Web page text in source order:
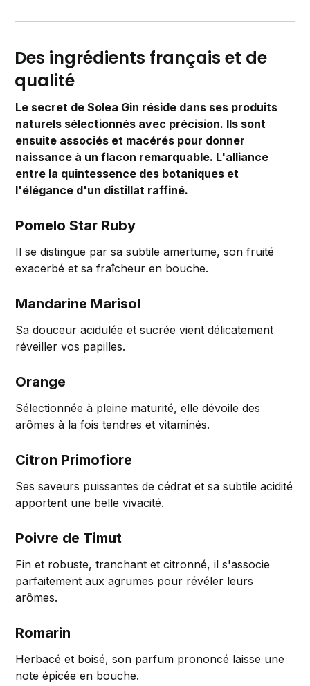
Des ingrédients français et de
qualité
Le secret de Solea Gin réside dans ses produits
naturels sélectionnés avec précision. Ils sont
ensuite associés et macérés pour donner
naissance à un flacon remarquable. L'alliance
entre la quintessence des botaniques et
l'élégance d'un distillat raffiné.
Pomelo Star Ruby
Il se distingue par sa subtile amertume, son fruité
exacerbé et sa fraîcheur en bouche.
Mandarine Marisol
Sa douceur acidulée et sucrée vient délicatement
réveiller vos papilles.
Orange
Sélectionnée à pleine maturité, elle dévoile des
arômes à la fois tendres et vitaminés.
Citron Primofiore
Ses saveurs puissantes de cédrat et sa subtile acidité
apportent une belle vivacité.
Poivre de Timut
Fin et robuste, tranchant et citronné, il s'associe
parfaitement aux agrumes pour révéler leurs
arômes.
Romarin
Herbacé et boisé, son parfum prononcé laisse une
note épicée en bouche.